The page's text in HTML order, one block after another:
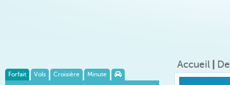
Forfait Vols Croisière Minute
Accueil